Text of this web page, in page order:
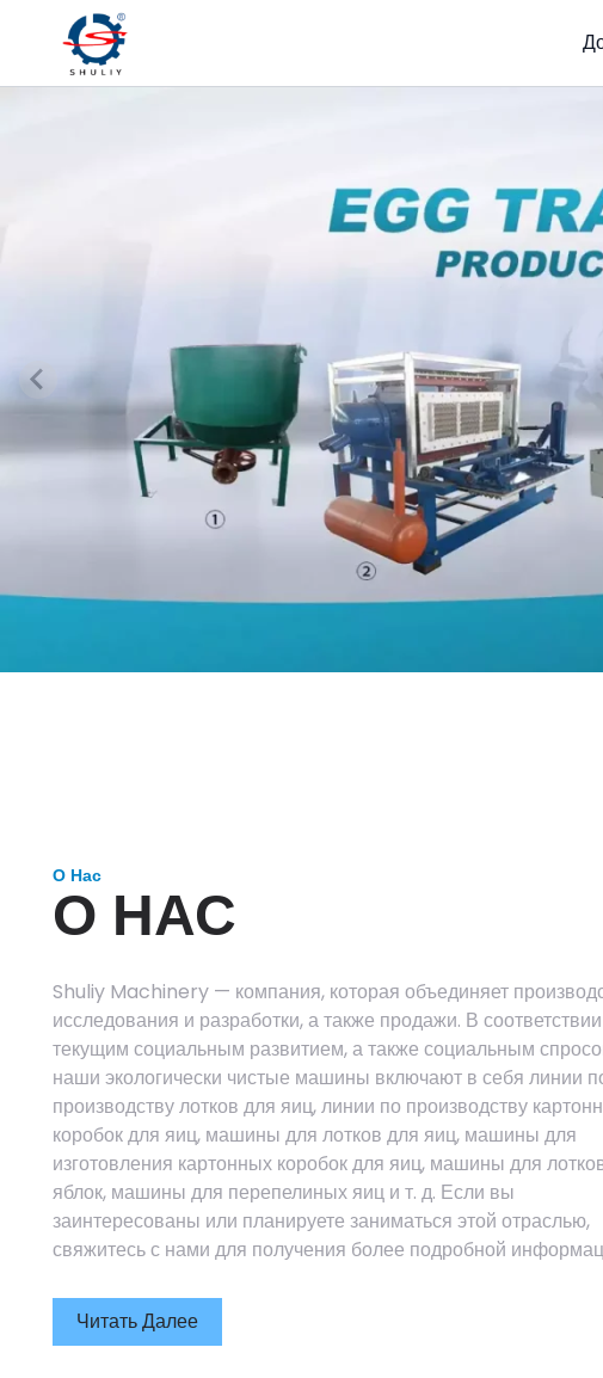
О Нас
О НАС
Shuliy Machinery — компания, которая объединяет
исследования и разработки, а также продажи. В
текущим социальным развитием, а также социальным
наши экологически чистые машины включают в себя линии
производству лотков для яиц, линии по производству
коробок для яиц, машины для лотков для яиц, машины для
изготовления картонных коробок для яиц, машины для
яблок, машины для перепелиных яиц и т. д. Если вы
заинтересованы или планируете заниматься этой отраслью,
свяжитесь с нами для получения более подробной
Читать Далее